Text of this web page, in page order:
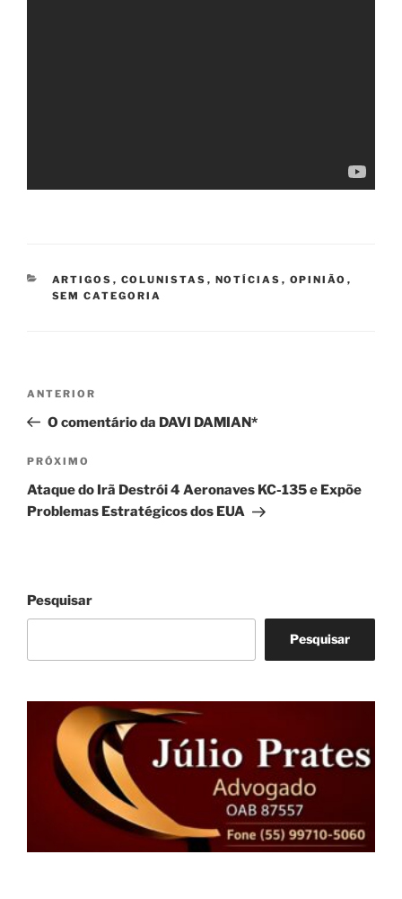
CATEGORIAS
ARTIGOS , COLUNISTAS , NOTÍCIAS , OPINIÃO ,
SEM CATEGORIA
Post
Post
anterior
ANTERIOR
O comentário da DAVI DAMIAN*
Próximo
post
PRÓXIMO
Ataque do Irã Destrói 4 Aeronaves KC-135 e Expõe
Problemas Estratégicos dos EUA
Pesquisar
Pesquisar